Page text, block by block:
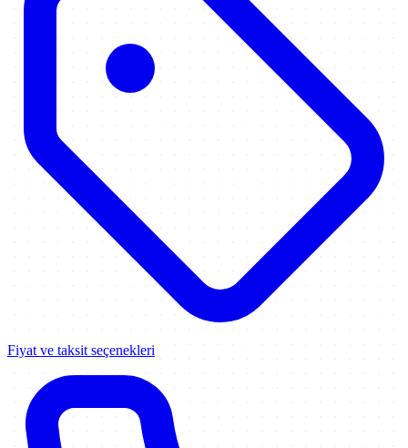
Fiyat ve taksit seçenekleri